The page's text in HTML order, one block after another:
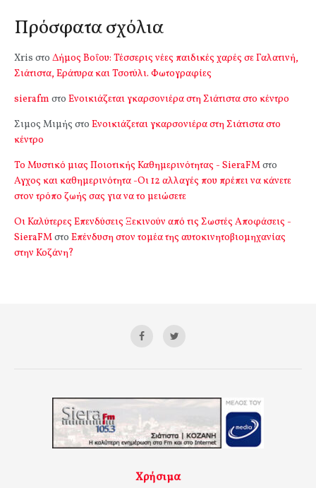
Πρόσφατα σχόλια
Xris στο Δήμος Βοΐου: Τέσσερις νέες παιδικές χαρές σε Γαλατινή,
Σιάτιστα, Εράτυρα και Τσοτύλι. Φωτογραφίες
sierafm στο Ενοικιάζεται γκαρσονιέρα στη Σιάτιστα στο κέντρο
Σιμος Μιμής στο Ενοικιάζεται γκαρσονιέρα στη Σιάτιστα στο
κέντρο
Το Μυστικό μιας Ποιοτικής Καθημερινότητας - SieraFMστο
Αγχος και καθημερινότητα -Οι 12 αλλαγές που πρέπει να κάνετε
στον τρόπο ζωής σας για να το μειώσετε
Οι Καλύτερες Επενδύσεις Ξεκινούν από τις Σωστές Αποφάσεις -
SieraFMστο Επένδυση στον τομέα της αυτοκινητοβιομηχανίας
στην Κοζάνη?
Χρήσιμα